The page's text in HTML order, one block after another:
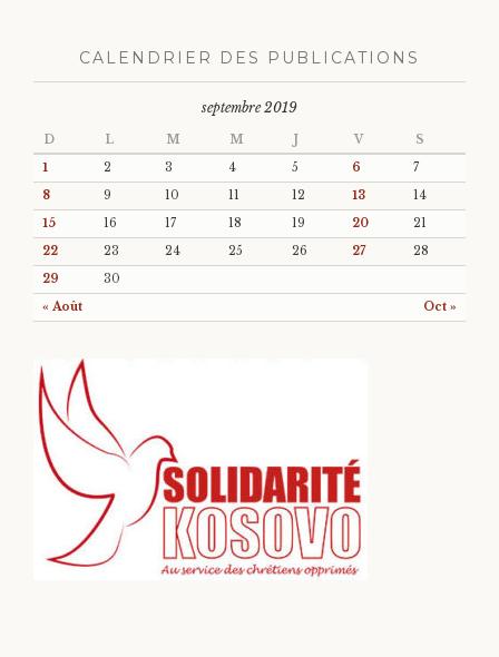
CALENDRIER DES PUBLICATIONS
septembre 2019
D L M M J V S
« Août Oct »
1 2 3 4 5 6
7
8
9 10 11 12 13
14
15
16 17 18 19 20
21
22
23 24 25 26 27
28
29
30